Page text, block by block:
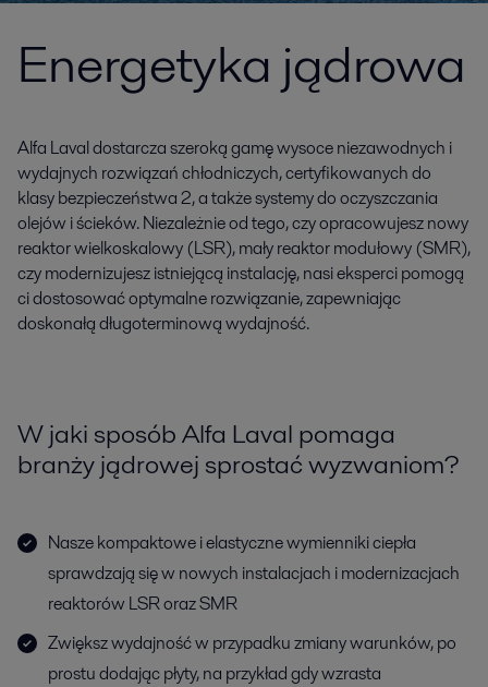
Energetyka jądrowa
Alfa Laval dostarcza szeroką gamę wysoce niezawodnych i
wydajnych rozwiązań chłodniczych, certyfikowanych do
klasy bezpieczeństwa 2, a także systemy do oczyszczania
olejów i ścieków. Niezależnie od tego, czy opracowujesz nowy
reaktor wielkoskalowy (LSR), mały reaktor modułowy (SMR),
czy modernizujesz istniejącą instalację, nasi eksperci pomogą
ci dostosować optymalne rozwiązanie, zapewniając
doskonałą długoterminową wydajność.
W jaki sposób Alfa Laval pomaga
branży jądrowej sprostać wyzwaniom?
Nasze kompaktowe i elastyczne wymienniki ciepła
sprawdzają się w nowych instalacjach i modernizacjach
reaktorów LSR oraz SMR
Zwiększ wydajność w przypadku zmiany warunków, po
prostu dodając płyty, na przykład gdy wzrasta